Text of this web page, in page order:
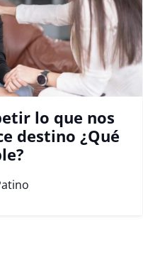
lo que nos
destino ¿Qué